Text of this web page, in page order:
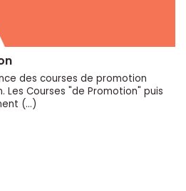
des courses de promotion
Courses "de Promotion" puis
(…)